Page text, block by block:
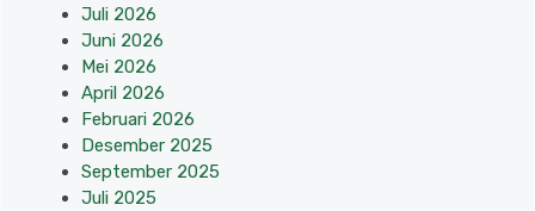
Juli 2026
Juni 2026
Mei 2026
April 2026
Februari 2026
Desember 2025
September 2025
Juli 2025